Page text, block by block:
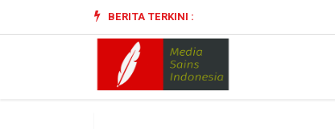
BERITA TERKINI :